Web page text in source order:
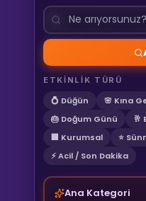
ETKİNLİK TÜRÜ
💍 Düğün
🌸 Kına
🎂 Doğum Günü
🥂
🏢 Kurumsal
⭐
⚡ Acil / Son Dakika
Ana Kategori